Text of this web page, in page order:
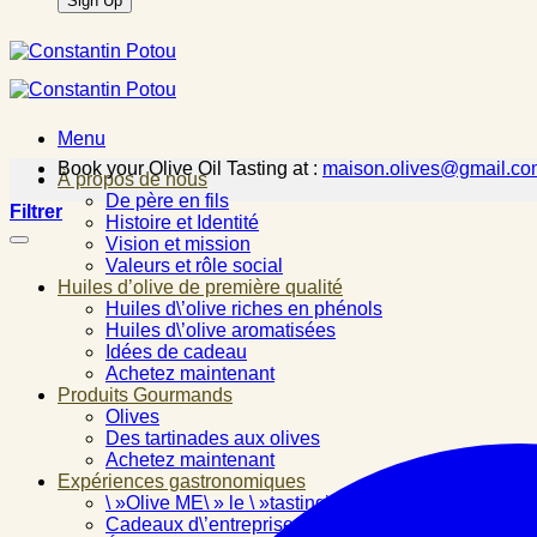
Menu
À propos de nous
De père en fils
Histoire et Identité
Vision et mission
Valeurs et rôle social
Huiles d’olive de première qualité
Huiles d\’olive riches en phénols
Huiles d\’olive aromatisées
Idées de cadeau
Achetez maintenant
Produits Gourmands
Olives
Des tartinades aux olives
Achetez maintenant
Expériences gastronomiques
\ »Olive ME\ » le \ »tasting\ »
Cadeaux d\’entreprise
Book your Olive Oil Tasting at :
Filtrer